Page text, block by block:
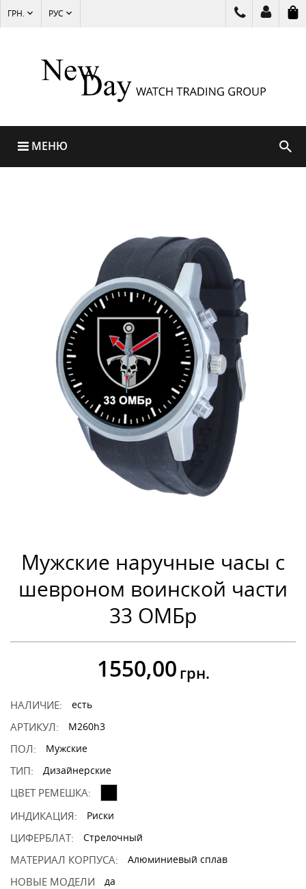
ГРН. РУС
МЕНЮ
Мужские наручные часы с
шевроном воинской части
33 ОМБр
1550,00 грн.
НАЛИЧИЕ: есть
АРТИКУЛ: M260h3
ПОЛ: Мужские
ТИП: Дизайнерские
ЦВЕТ РЕМЕШКА:
ИНДИКАЦИЯ:
Риски
ЦИФЕРБЛАТ: Стрелочный
МАТЕРИАЛ КОРПУСА: Алюминиевый сплав
НОВЫЕ МОДЕЛИ да